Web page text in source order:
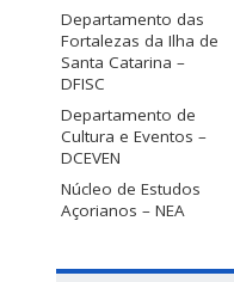
Departamento das
Fortalezas da Ilha de
Santa Catarina –
DFISC
Departamento de
Cultura e Eventos –
DCEVEN
Núcleo de Estudos
Açorianos – NEA